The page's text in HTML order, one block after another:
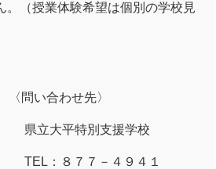
授業体験希望は個別の学校見
〈問い合わせ先〉
県立大平特別支援学校
TEL：８７７－４９４１